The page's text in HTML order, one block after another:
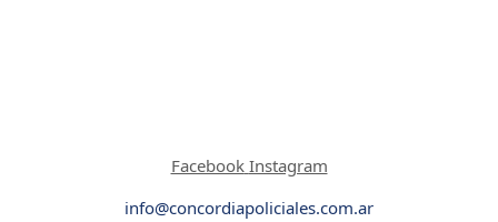
Facebook Instagram
info@concordiapoliciales.com.ar